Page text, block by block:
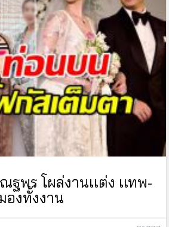
ฐพร โผล่งานเเต่ง เเทพ-
องทั้งงาน